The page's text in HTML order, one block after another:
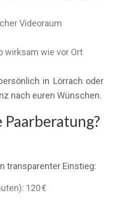
Videoraum
wirksam wie vor Ort
in Lörrach oder
nach euren Wünschen.
transparenter Einstieg:
120 €